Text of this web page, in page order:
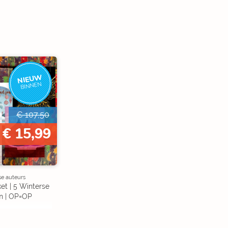
NIEUW
BINNEN
€ 107,50
€ 15,99
auteurs
| 5 Winterse
| OP=OP